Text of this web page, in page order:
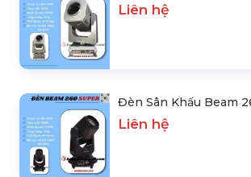
Liên hệ
Đèn Sân Khấu Beam
Liên hệ